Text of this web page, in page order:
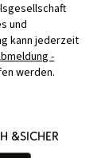
und
kann jederzeit
-
werden.
&SICHER